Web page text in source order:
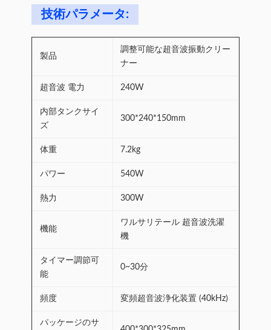
技術パラメータ:
製品
調整可能な超音波振動クリー
ナー
超音波 電力 240W
内部タンクサイ
ズ
300*240*150mm
体重 7.2kg
パワー 540W
熱力 300W
機能
ワルサリテール 超音波洗濯
機
タイマー調節可
能
0~30分
頻度 変頻超音波浄化装置 (40kHz)
パッケージのサ